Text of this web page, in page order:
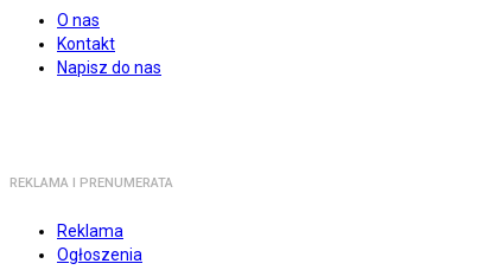
O nas
Kontakt
Napisz do nas
REKLAMA I PRENUMERATA
Reklama
Ogłoszenia